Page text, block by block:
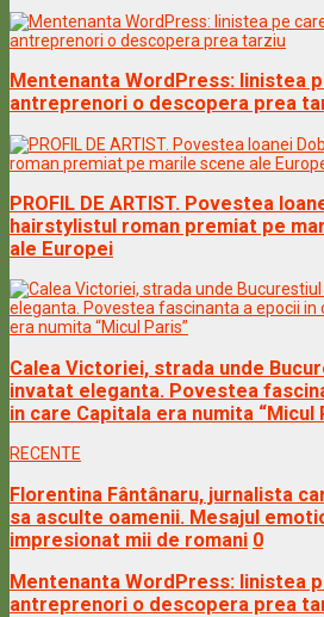
Mentenanta WordPress: linistea
antreprenori o descopera prea
PROFIL DE ARTIST. Povestea
hairstylistul roman premiat pe
ale Europei
Calea Victoriei, strada unde
invatat eleganta. Povestea
in care Capitala era numita “Micul
RECENTE
Florentina Fântânaru, jurnalista
sa asculte oamenii. Mesajul
impresionat mii de romani 0
Mentenanta WordPress: linistea
antreprenori o descopera prea